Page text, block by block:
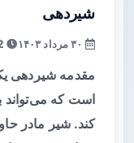
شیردهی
12 دقیقه
مقدمه شیردهی
است که می‌تواند
کند. شیر مادر